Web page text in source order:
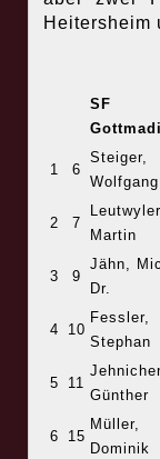
Heitersheim
SF
1 6
Steiger,
Wolfgang
2 7
Martin
3 9
Jähn,
Dr.
4 10
Fessler,
Stephan
5 11
Günther
6 15
Müller,
Dominik